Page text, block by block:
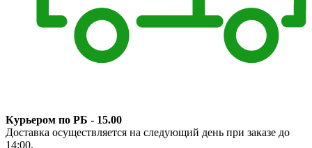
Курьером по РБ - 15.00
Доставка осуществляется на следующий день при заказе до
14:00.